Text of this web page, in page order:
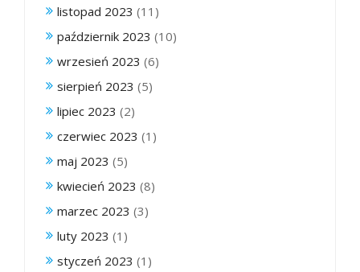
listopad 2023 (11)
październik 2023 (10)
wrzesień 2023 (6)
sierpień 2023 (5)
lipiec 2023 (2)
czerwiec 2023 (1)
maj 2023 (5)
kwiecień 2023 (8)
marzec 2023 (3)
luty 2023 (1)
styczeń 2023 (1)